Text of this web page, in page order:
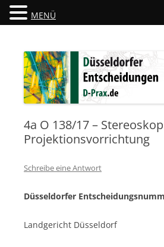
Düsseldorfer
4a O 138/17 –
Projektionsvorrichtung
Schreibe eine Antwort
Düsseldorfer
Landgericht Düsseldorf
MENÜ